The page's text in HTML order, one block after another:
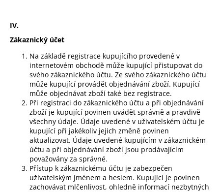
IV.
Zákaznický účet
Na základě registrace kupujícího provedené v
internetovém obchodě může kupující přistupovat do
svého zákaznického účtu. Ze svého zákaznického účtu
může kupující provádět objednávání zboží. Kupující
může objednávat zboží také bez registrace.
Při registraci do zákaznického účtu a při objednávání
zboží je kupující povinen uvádět správně a pravdivě
všechny údaje. Údaje uvedené v uživatelském účtu je
kupující při jakékoliv jejich změně povinen
aktualizovat. Údaje uvedené kupujícím v zákaznickém
účtu a při objednávání zboží jsou prodávajícím
považovány za správné.
Přístup k zákaznickému účtu je zabezpečen
uživatelským jménem a heslem. Kupující je povinen
zachovávat mlčenlivost, ohledně informací nezbytných